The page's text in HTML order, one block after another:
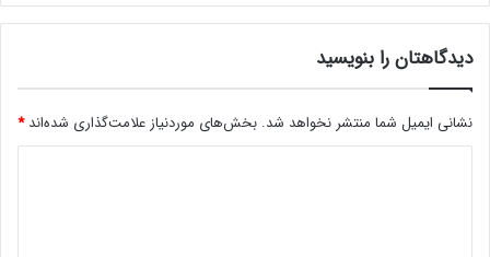
دیدگاهتان را بنویسید
نشانی ایمیل شما منتشر نخواهد شد. بخش‌های موردنیاز علامت‌گذاری شده‌اند*